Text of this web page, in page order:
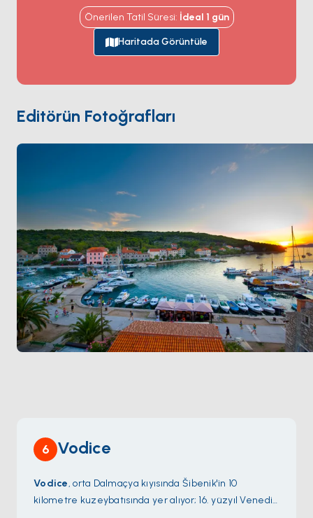
yüzyıl sonlarına kadar serbest dalışla kırmızı Akdeniz
mercanı hasat etti; takıları Avrupa'ya ihraç etti — ve
köy küçük bir mercan işçiliği müzesi barındırıyor.
Arabalar yasak; ulaşım yürüyerek ya da bisikletle. Tek
kıyısı yürüyüş yoluyla erişilebilen küçük kayalık plajlar
barındırıyor. ZlarinŠibenik 'ten 30 dakika ve
60 dakika. SezonNisan ile Ekimarası açık.
Önerilen Tatil Süresi: İdeal 1 gün
Haritada Görüntüle
Editörün Fotoğrafları
6 Vodice
Vodice, orta Dalmaçya kıyısında Šibenik'in 10
kilometre kuzeybatısında yer alıyor; 16. yüzyıl Venedik